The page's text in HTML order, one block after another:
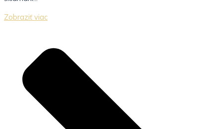
Zobraziť viac